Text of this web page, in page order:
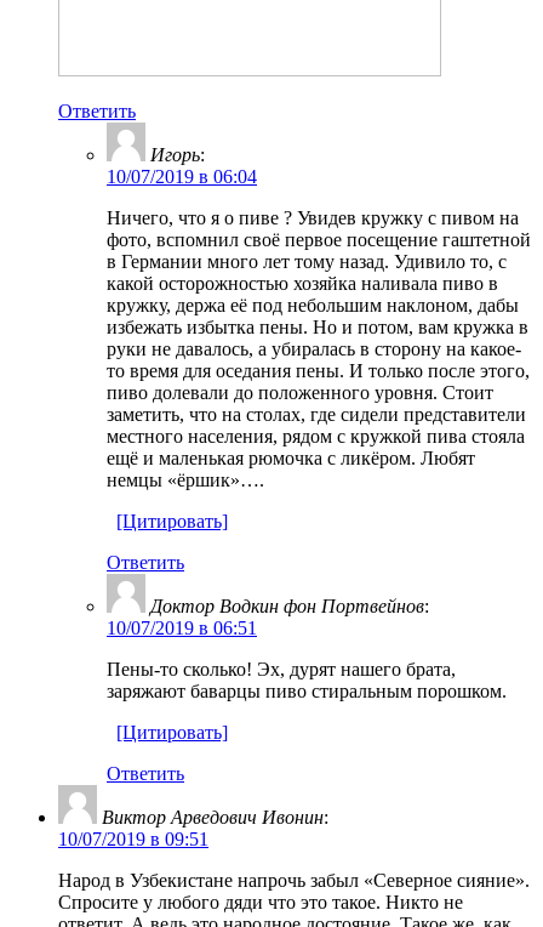
Ответить
Игорь:
10/07/2019 в 06:04
Ничего, что я о пиве ? Увидев кружку с пивом на
фото, вспомнил своё первое посещение гаштетной
в Германии много лет тому назад. Удивило то, с
какой осторожностью хозяйка наливала пиво в
кружку, держа её под небольшим наклоном, дабы
избежать избытка пены. Но и потом, вам кружка в
руки не давалось, а убиралась в сторону на какое-
то время для оседания пены. И только после этого,
пиво долевали до положенного уровня. Стоит
заметить, что на столах, где сидели представители
местного населения, рядом с кружкой пива стояла
ещё и маленькая рюмочка с ликёром. Любят
немцы «ёршик»….
[Цитировать]
Ответить
Доктор Водкин фон Портвейнов:
10/07/2019 в 06:51
Пены-то сколько! Эх, дурят нашего брата,
заряжают баварцы пиво стиральным порошком.
[Цитировать]
Ответить
Виктор Арведович Ивонин:
10/07/2019 в 09:51
Народ в Узбекистане напрочь забыл «Северное сияние».
Спросите у любого дяди что это такое. Никто не